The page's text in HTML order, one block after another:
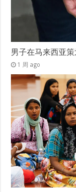
男子在马来西亚
1 周 ago